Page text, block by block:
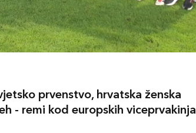
prvenstvo, hrvatska ženska
- remi kod europskih viceprvakinja